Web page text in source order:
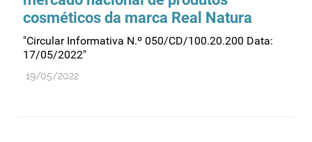
cosméticos da marca Real Natura
"Circular Informativa N.º 050/CD/100.20.200 Data:
17/05/2022"
19/05/2022